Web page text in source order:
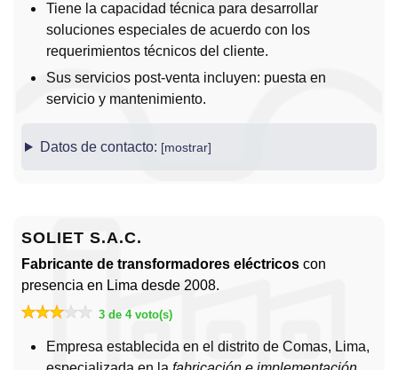
Tiene la capacidad técnica para desarrollar
soluciones especiales de acuerdo con los
requerimientos técnicos del cliente.
Sus servicios post-venta incluyen: puesta en
servicio y mantenimiento.
Datos de contacto:
SOLIET S.A.C.
Fabricante de transformadores eléctricos con
presencia en Lima desde 2008.
3 de 4 voto(s)
Empresa establecida en el distrito de Comas, Lima,